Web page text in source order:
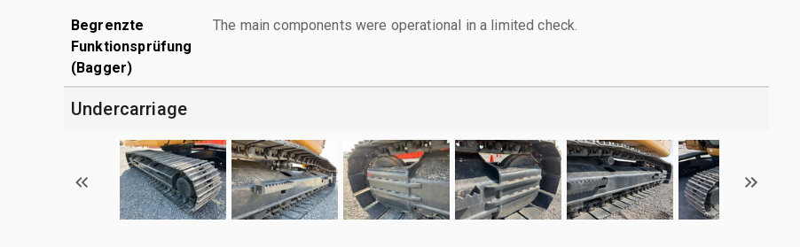
Begrenzte
Funktionsprüfung
(Bagger)
The main components were operational in a limited check.
Undercarriage